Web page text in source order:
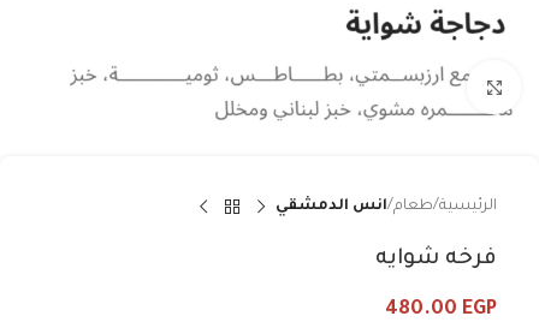
Click to enlarge
الرئيسية طعام انس الدمشقي
فرخه شوايه
480.00 EGP